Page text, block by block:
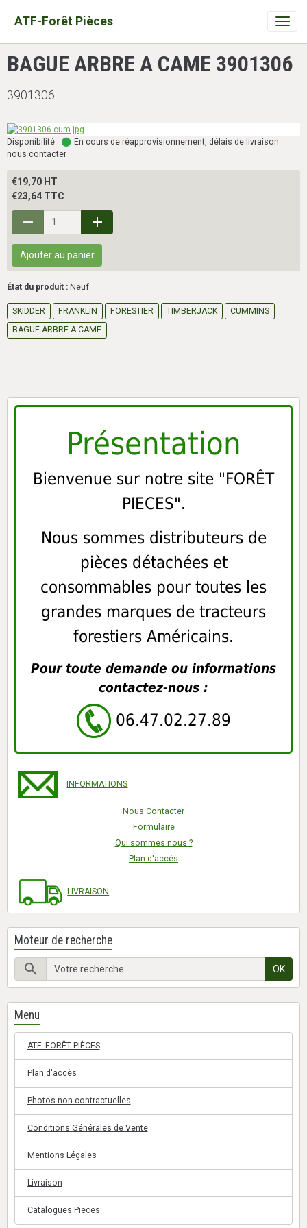
ATF-Forêt Pièces
BAGUE ARBRE A CAME 3901306
3901306
Disponibilité :
En cours de réapprovisionnement, délais de livraison
nous contacter
€19,70 HT
€23,64 TTC
Ajouter au panier
État du produit : Neuf
SKIDDER FRANKLIN FORESTIER TIMBERJACK
CUMMINS
BAGUE ARBRE A CAME
Présentation
Bienvenue sur notre site "FORÊT
PIECES".
Nous sommes distributeurs de
pièces détachées et
consommables pour toutes les
grandes marques de tracteurs
forestiers Américains.
Pour toute demande ou informations
contactez-nous :
06.47.02.27.89
INFORMATIONS
Nous Contacter
Formulaire
Qui sommes nous ?
Plan d'accés
LIVRAISON
Moteur de recherche
OK
Menu
ATF. FORÊT PIÈCES
Plan d'accès
Photos non contractuelles
Conditions Générales de Vente
Mentions Légales
Livraison
Catalogues Pieces